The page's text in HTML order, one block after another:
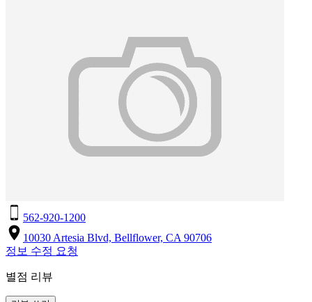
562-920-1200
10030 Artesia Blvd, Bellflower, CA 90706
정보 수정 요청
별점 리뷰